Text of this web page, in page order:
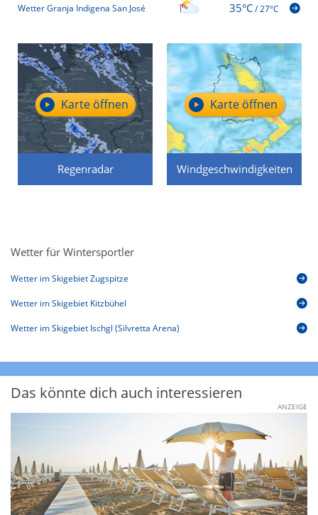
Wetter Granja Indigena San José 35°C/27°C
Regenradar
Karte öffnen
Windgeschwindigkeiten
Karte öffnen
Wetter für Wintersportler
Wetter im Skigebiet Zugspitze
Wetter im Skigebiet Kitzbühel
Wetter im Skigebiet Ischgl (Silvretta Arena)
Das könnte dich auch interessieren
ANZEIGE